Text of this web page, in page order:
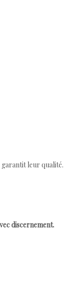
garantit leur qualité.
discernement.